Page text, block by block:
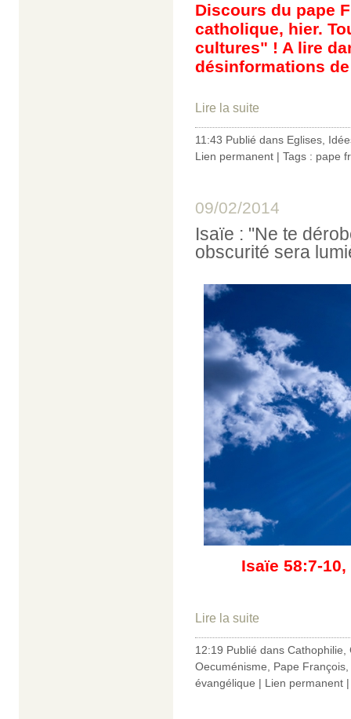
Discours du pape
catholique, hier.
cultures" ! A lire
désinformations
Lire la suite
11:43 Publié dans Eglises
Lien permanent | Tags : pape
09/02/2014
Isaïe : "Ne te
obscurité sera
Isaïe 58:7-
Lire la suite
12:19 Publié dans Cathophilie
Oecuménisme
Pape François
évangélique | Lien permanent